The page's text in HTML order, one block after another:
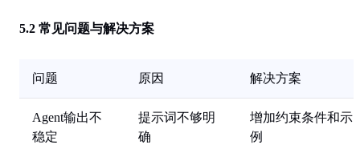
5.2 常见问题与解决方案
问题 原因 解决方案
Agent输出不
稳定
提示词不够明
确
增加约束条件和示
例